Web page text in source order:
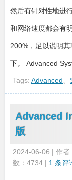
然后有针对性地进
和网络速度都会有
200%，足以说明
下。 Advanced
Tags: Advanced
Advanced
版
2024-06-06 | 作者
数：4734 | 1 条评